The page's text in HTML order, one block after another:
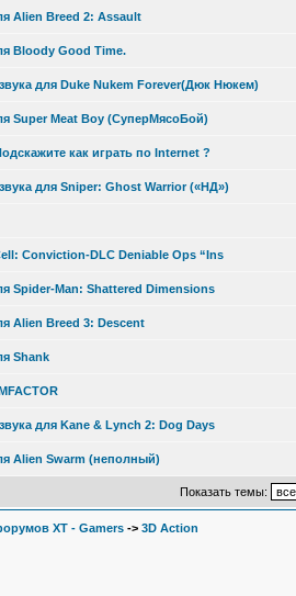
Alien Breed 2: Assault
Bloody Good Time.
для Duke Nukem Forever(Дюк Нюкем)
Super Meat Boy (СуперМясоБой)
как играть по Internet ?
для Sniper: Ghost Warrior («НД»)
Conviction-DLC Deniable Ops “Ins
Spider-Man: Shattered Dimensions
Alien Breed 3: Descent
Shank
для Kane & Lynch 2: Dog Days
Alien Swarm (неполный)
Показать темы:
XT - Gamers -> 3D Action